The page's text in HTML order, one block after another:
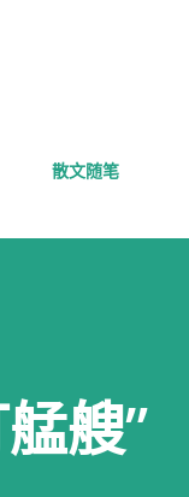
散文随笔
艘”